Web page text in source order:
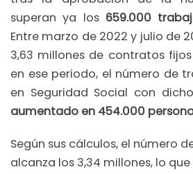
superan ya los 659.000
Entre marzo de 2022 y julio de
3,63 millones de contratos
en ese periodo, el número de
en Seguridad Social con
aumentado en 454.000
Según sus cálculos, el número
alcanza los 3,34 millones, lo